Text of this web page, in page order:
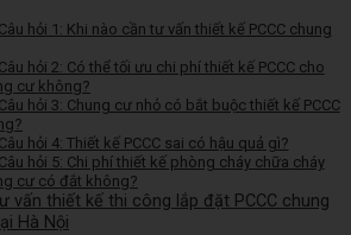
Câu hỏi 1: Khi nào cần tư vấn thiết kế PCCC chung
Câu hỏi 2: Có thể tối ưu chi phí thiết kế PCCC cho
cư không?
Câu hỏi 3: Chung cư nhỏ có bắt buộc thiết kế PCCC
Câu hỏi 4: Thiết kế PCCC sai có hậu quả gì?
Câu hỏi 5: Chi phí thiết kế phòng cháy chữa cháy
cư có đắt không?
vấn thiết kế thi công lắp đặt PCCC chung
Hà Nội